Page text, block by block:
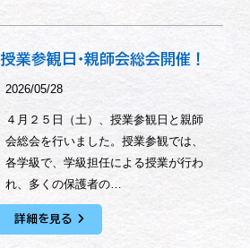
授業参観日・親師会総会開催！
2026/05/28
４月２５日（土）、授業参観日と親師
会総会を行いました。授業参観では、
各学級で、学級担任による授業が行わ
れ、多くの保護者の…
詳細を見る